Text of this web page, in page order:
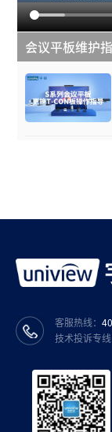
会议平板维护
客服热线：
技术投诉专线